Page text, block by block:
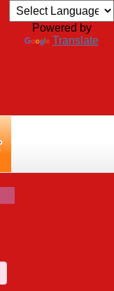
Powered by
Translate